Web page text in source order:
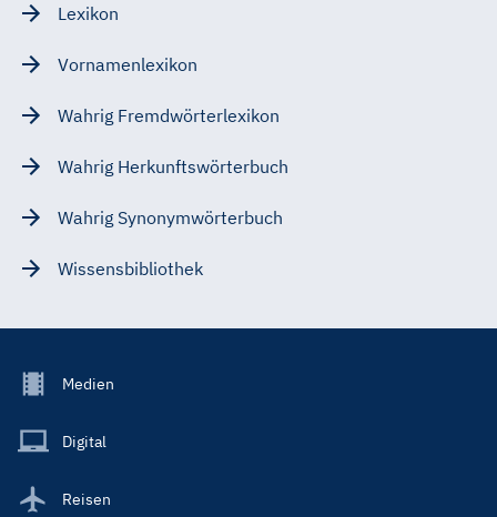
Lexikon
Vornamenlexikon
Wahrig Fremdwörterlexikon
Wahrig Herkunftswörterbuch
Wahrig Synonymwörterbuch
Wissensbibliothek
Footer
Main
Medien
Digital
Reisen